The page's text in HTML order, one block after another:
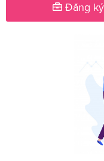
Đăng